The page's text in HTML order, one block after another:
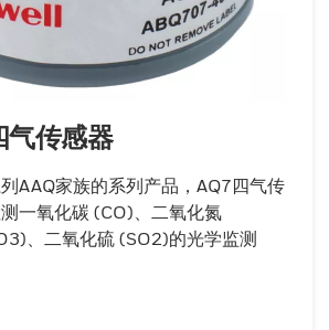
气传感器
AAQ家族的系列产品，AQ7四气传
一氧化碳 (CO)、二氧化氮
、二氧化硫 (SO2)的光学监测